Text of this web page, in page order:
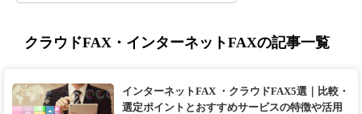
クラウドFAX・インターネットFAXの記事一覧
インターネットFAX ・クラウドFAX5選｜比較・
選定ポイントとおすすめサービスの特徴や活用